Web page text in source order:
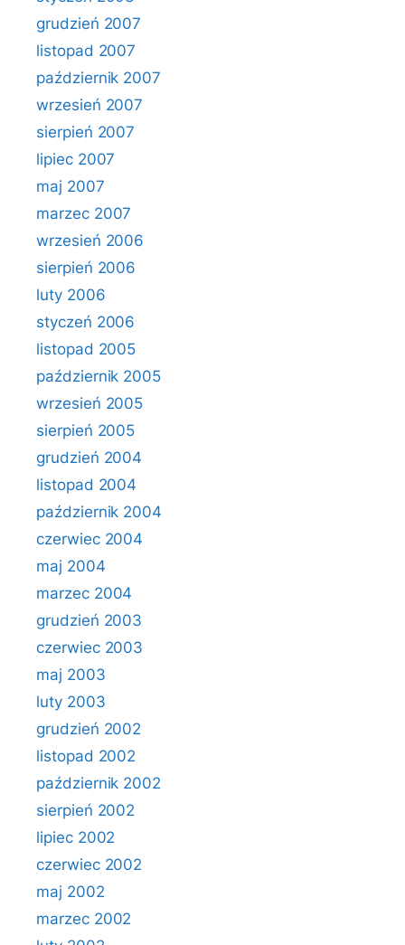
grudzień 2007
listopad 2007
październik 2007
wrzesień 2007
sierpień 2007
lipiec 2007
maj 2007
marzec 2007
wrzesień 2006
sierpień 2006
luty 2006
styczeń 2006
listopad 2005
październik 2005
wrzesień 2005
sierpień 2005
grudzień 2004
listopad 2004
październik 2004
czerwiec 2004
maj 2004
marzec 2004
grudzień 2003
czerwiec 2003
maj 2003
luty 2003
grudzień 2002
listopad 2002
październik 2002
sierpień 2002
lipiec 2002
czerwiec 2002
maj 2002
marzec 2002